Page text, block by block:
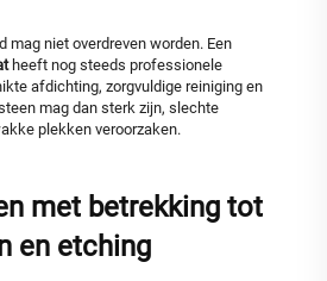
mag niet overdreven worden. Een
heeft nog steeds professionele
afdichting, zorgvuldige reiniging en
mag dan sterk zijn, slechte
plekken veroorzaken.
met betrekking tot
en etching